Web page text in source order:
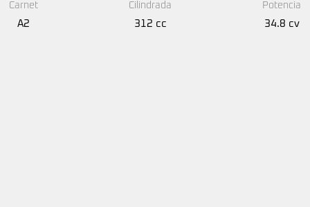
Carnet
A2
Cilindrada
312 cc
Potencia
34.8 cv